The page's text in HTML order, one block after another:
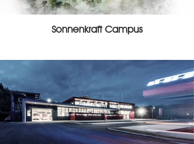
Sonnenkraft Campus